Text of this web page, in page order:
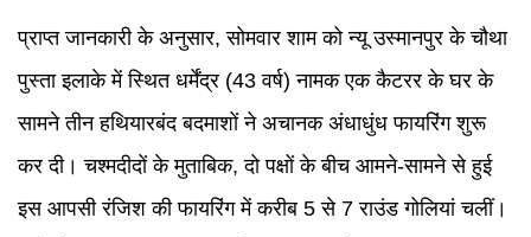
प्राप्त जानकारी के अनुसार, सोमवार शाम को न्यू उस्मानपुर के चौथा
पुस्ता इलाके में स्थित धर्मेंद्र (43 वर्ष) नामक एक कैटरर के घर के
सामने तीन हथियारबंद बदमाशों ने अचानक अंधाधुंध फायरिंग शुरू
कर दी। चश्मदीदों के मुताबिक, दो पक्षों के बीच आमने-सामने से हुई
इस आपसी रंजिश की फायरिंग में करीब 5 से 7 राउंड गोलियां चलीं।